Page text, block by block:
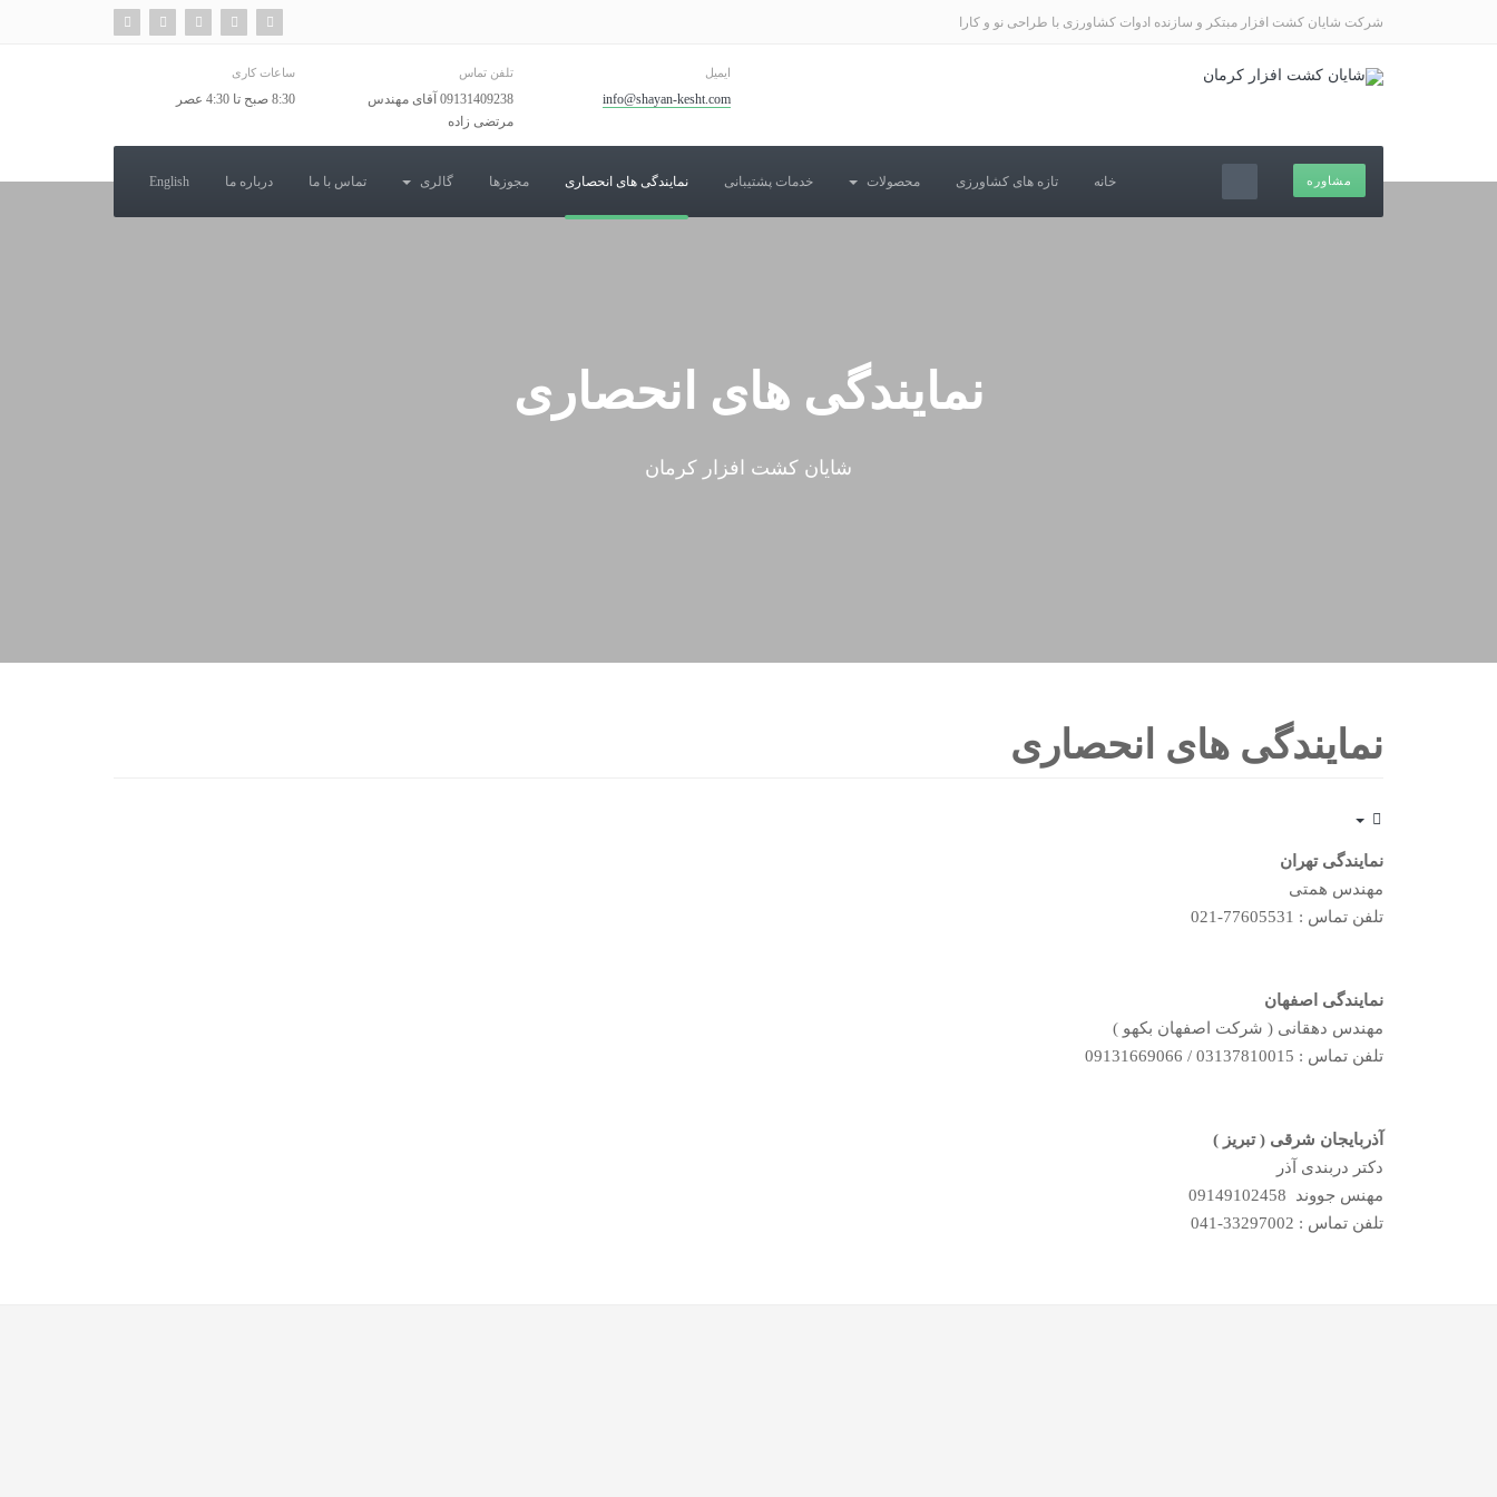
شرکت شایان کشت افزار مبتکر و سازنده ادوات کشاورزی با طراحی نو و کارا
ایمیل
info@shayan-kesht.com
تلفن تماس
09131409238 آقای مهندس
مرتضی زاده
ساعات کاری
8:30 صبح تا 4:30 عصر
خانه تازه های کشاورزی محصولات خدمات پشتیبانی نمایندگی های انحصاری مجوزها گالری تماس با ما درباره ما English مشاوره
نمایندگی های انحصاری
شایان کشت افزار کرمان
نمایندگی های انحصاری
نمایندگی تهران
مهندس همتی
تلفن تماس : 77605531-021
نمایندگی اصفهان
مهندس دهقانی ( شرکت اصفهان بکهو )
تلفن تماس : 03137810015 / 09131669066
آذربایجان شرقی ( تبریز )
دکتر دربندی آذر
مهنس جووند 09149102458
تلفن تماس : 33297002-041